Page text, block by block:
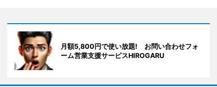
月額5,800円で使い放題! お問い合わせフォ
ーム営業支援サーピスHIROGARU